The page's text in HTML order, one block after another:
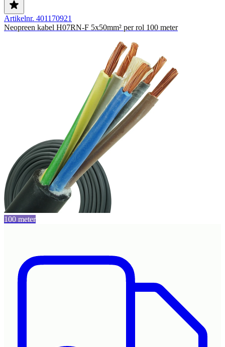
Artikelnr. 401170921
Neopreen kabel H07RN-F 5x50mm² per rol 100 meter
100 meter